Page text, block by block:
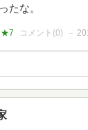
たな。
★7 コメント(0)